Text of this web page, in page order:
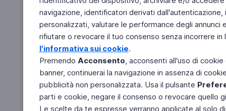
navigazione, identificatori derivati
personalizzati, valutare le performance degli
rifiutare o revocare il tuo consenso senza incorrere
l'informativa sui cookie.
Premendo Acconsento, acconsenti all'uso di
banner, continuerai la navigazione in assenza di
pubblicità non personalizzata. Usa il pulsante
parti e cookie, negare il consenso o revocare quello
Le scelte da te espresse verranno applicate al solo